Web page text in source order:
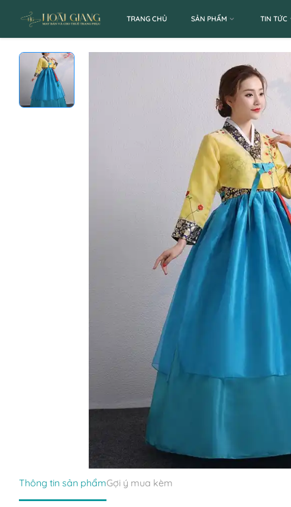
TRANG CHỦ SẢN PHẨM TIN TỨC
Thông tin sản phẩmGợi ý mua kèm